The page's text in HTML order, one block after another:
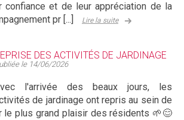
confiance et de leur appréciation de la
pr [...]
Lire la suite
DES ACTIVITÉS DE JARDINAGE
le 14/06/2026
l'arrivée des beaux jours, les
de jardinage ont repris au sein de
le plus grand plaisir des résidents 🌱😊